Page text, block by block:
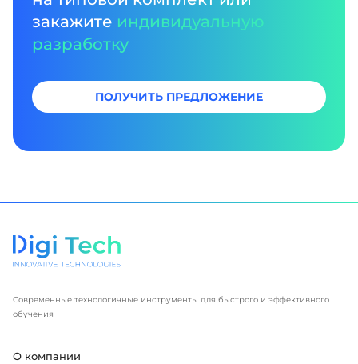
закажите индивидуальную
разработку
ПОЛУЧИТЬ ПРЕДЛОЖЕНИЕ
Современные технологичные инструменты для быстрого и эффективного
обучения
О компании